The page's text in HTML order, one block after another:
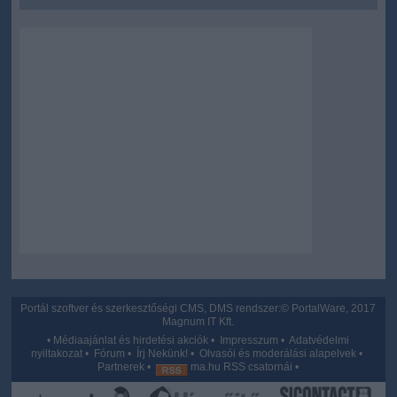
Portál szoftver és szerkesztőségi CMS, DMS rendszer:© PortalWare, 2017
Magnum IT Kft.
• Médiaajánlat és hirdetési akciók • Impresszum •Adatvédelmi
nyiltakozat • Fórum • Írj Nekünk! •Olvasói és moderálási alapelvek •
Partnerek • ma.hu RSS csatornái •